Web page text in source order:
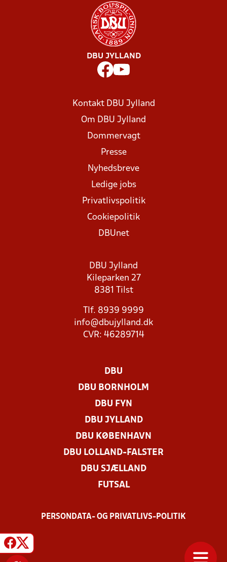
DBU JYLLAND
Kontakt DBU Jylland
Om DBU Jylland
Dommervagt
Presse
Nyhedsbreve
Ledige jobs
Privatlivspolitik
Cookiepolitik
DBUnet
DBU Jylland
Kileparken 27
8381 Tilst
Tlf. 8939 9999
info@dbujylland.dk
CVR: 46289714
DBU
DBU BORNHOLM
DBU FYN
DBU JYLLAND
DBU KØBENHAVN
DBU LOLLAND-FALSTER
DBU SJÆLLAND
FUTSAL
PERSONDATA- OG PRIVATLIVS-POLITIK